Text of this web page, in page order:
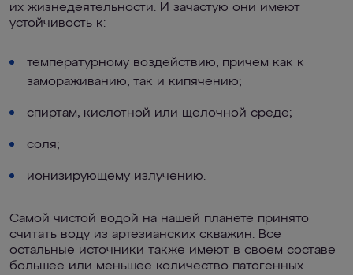
их жизнедеятельности. И зачастую они имеют
устойчивость к:
температурному воздействию, причем как к
замораживанию, так и кипячению;
спиртам, кислотной или щелочной среде;
соля;
ионизирующему излучению.
Самой чистой водой на нашей планете принято
считать воду из артезианских скважин. Все
остальные источники также имеют в своем составе
большее или меньшее количество патогенных